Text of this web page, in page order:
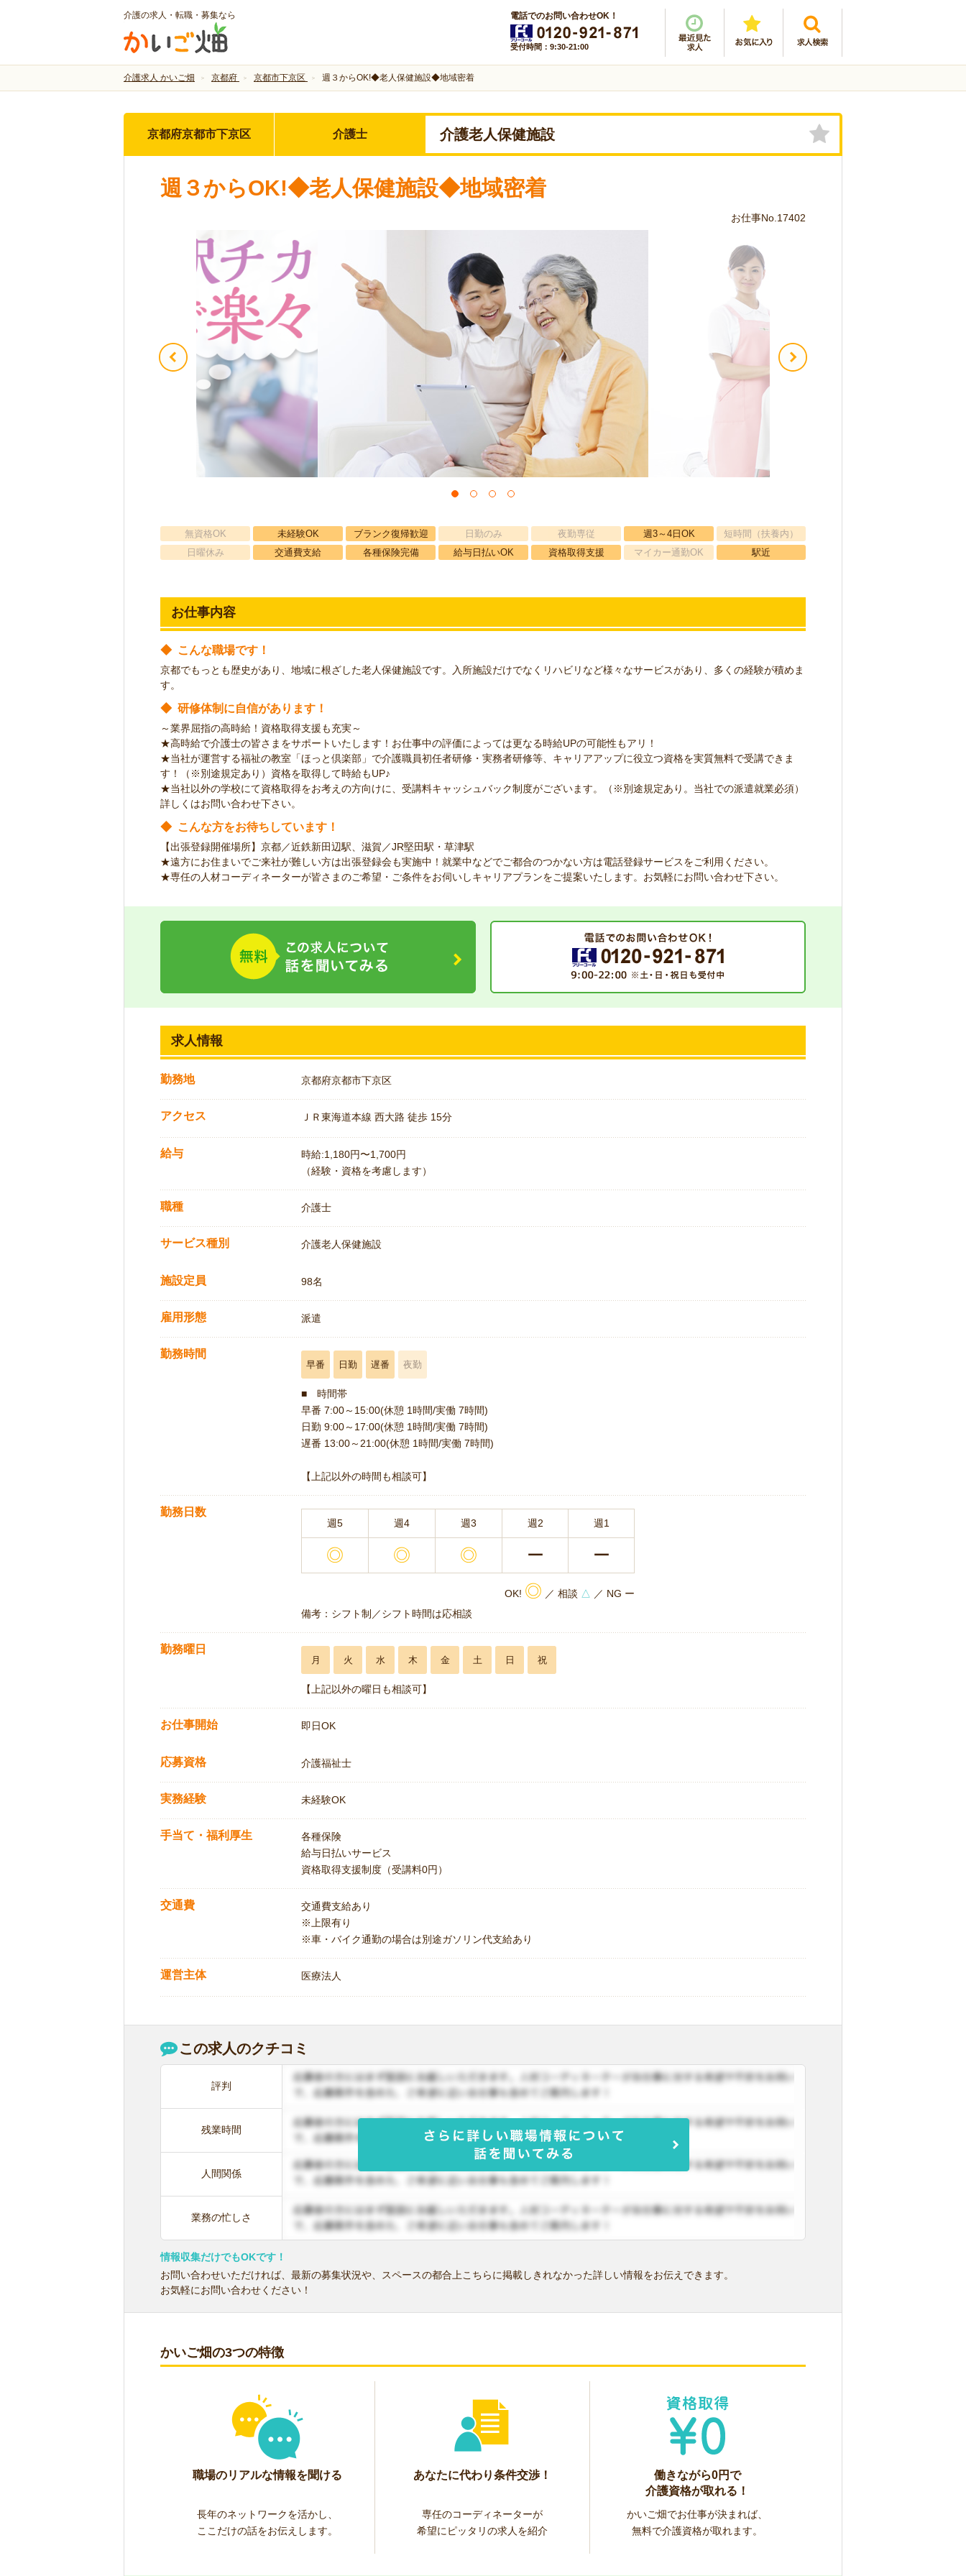
介護の求人・転職・募集なら 電話でのお問い合わせOK！
受付時間：9:30-21:00
介護求人 かいご畑 京都府 京都市下京区 週３からOK!◆老人保健施設◆地域密着
京都府京都市下京区 介護士 介護老人保健施設
週３からOK!◆老人保健施設◆地域密着
お仕事No.17402
無資格OK 未経験OK ブランク復帰歓迎 日勤のみ 夜勤専従 週3～4日OK
短時間（扶養内）
日曜休み
交通費支給 各種保険完備 給与日払いOK 資格取得支援 マイカー通勤OK 駅近
お仕事内容
◆ こんな職場です！
京都でもっとも歴史があり、地域に根ざした老人保健施設です。入所施設だけでなくリハビリなど様々なサービスがあり、多くの経験が積めま
す。
◆ 研修体制に自信があります！
～業界屈指の高時給！資格取得支援も充実～
★高時給で介護士の皆さまをサポートいたします！お仕事中の評価によっては更なる時給UPの可能性もアリ！
★当社が運営する福祉の教室「ほっと倶楽部」で介護職員初任者研修・実務者研修等、キャリアアップに役立つ資格を実質無料で受講できま
す！（※別途規定あり）資格を取得して時給もUP♪
★当社以外の学校にて資格取得をお考えの方向けに、受講料キャッシュバック制度がございます。（※別途規定あり。当社での派遣就業必須）
詳しくはお問い合わせ下さい。
◆ こんな方をお待ちしています！
【出張登録開催場所】京都／近鉄新田辺駅、滋賀／JR堅田駅・草津駅
★遠方にお住まいでご来社が難しい方は出張登録会も実施中！就業中などでご都合のつかない方は電話登録サービスをご利用ください。
★専任の人材コーディネーターが皆さまのご希望・ご条件をお伺いしキャリアプランをご提案いたします。お気軽にお問い合わせ下さい。
求人情報
勤務地 京都府京都市下京区
アクセス ＪＲ東海道本線 西大路 徒歩 15分
給与
時給:1,180円〜1,700円
（経験・資格を考慮します）
職種 介護士
サービス種別 介護老人保健施設
施設定員 98名
雇用形態 派遣
勤務時間
早番 日勤 遅番 夜勤
■ 時間帯
早番 7:00～15:00(休憩 1時間/実働 7時間)
日勤 9:00～17:00(休憩 1時間/実働 7時間)
遅番 13:00～21:00(休憩 1時間/実働 7時間)
【上記以外の時間も相談可】
勤務日数
週5 週4 週3 週2 週1
◎ ◎ ◎ ー ー
OK! ◎ ／ 相談 △ ／ NG ー
備考：シフト制／シフト時間は応相談
勤務曜日
月 火 水 木 金 土 日 祝
【上記以外の曜日も相談可】
お仕事開始 即日OK
応募資格 介護福祉士
実務経験 未経験OK
手当て・福利厚生
各種保険
給与日払いサービス
資格取得支援制度（受講料0円）
交通費
交通費支給あり
※上限有り
※車・バイク通勤の場合は別途ガソリン代支給あり
運営主体 医療法人
この求人のクチコミ
評判
残業時間
人間関係
業務の忙しさ
情報収集だけでもOKです！
お問い合わせいただければ、最新の募集状況や、スペースの都合上こちらに掲載しきれなかった詳しい情報をお伝えできます。
お気軽にお問い合わせください！
かいご畑の3つの特徴
職場のリアルな情報を聞ける
長年のネットワークを活かし、
ここだけの話をお伝えします。
あなたに代わり条件交渉！
専任のコーディネーターが
希望にピッタリの求人を紹介
働きながら0円で
介護資格が取れる！
かいご畑でお仕事が決まれば、
無料で介護資格が取れます。